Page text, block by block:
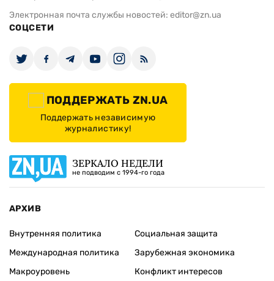
Электронная почта службы новостей: editor@zn.ua
СОЦСЕТИ
ПОДДЕРЖАТЬ ZN.UA
Поддержать независимую
журналистику!
ЗЕРКАЛО НЕДЕЛИ
не подводим с 1994-го года
АРХИВ
Внутренняя политика
Международная политика
Макроуровень
Социальная защита
Зарубежная экономика
Конфликт интересов